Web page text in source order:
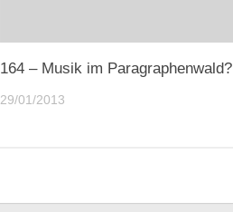
164 – Musik im Paragraphenwald?
29/01/2013